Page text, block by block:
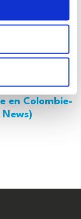
une hausse
en Colombie-